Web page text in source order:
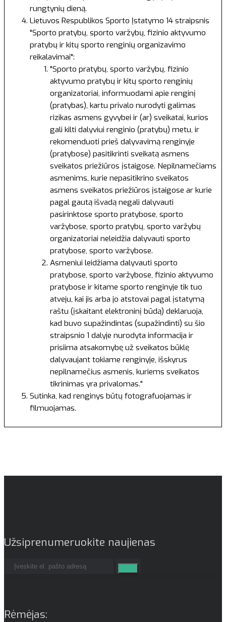
rungtynių dieną.
Lietuvos Respublikos Sporto Įstatymo 14 straipsnis
"Sporto pratybų, sporto varžybų, fizinio aktyvumo
pratybų ir kitų sporto renginių organizavimo
reikalavimai":
"Sporto pratybų, sporto varžybų, fizinio
aktyvumo pratybų ir kitų sporto renginių
organizatoriai, informuodami apie renginį
(pratybas), kartu privalo nurodyti galimas
rizikas asmens gyvybei ir (ar) sveikatai, kurios
gali kilti dalyviui renginio (pratybų) metu, ir
rekomenduoti prieš dalyvavimą renginyje
(pratybose) pasitikrinti sveikatą asmens
sveikatos priežiūros įstaigose. Nepilnamečiams
asmenims, kurie nepasitikrino sveikatos
asmens sveikatos priežiūros įstaigose ar kurie
pagal gautą išvadą negali dalyvauti
pasirinktose sporto pratybose, sporto
varžybose, sporto pratybų, sporto varžybų
organizatoriai neleidžia dalyvauti sporto
pratybose, sporto varžybose.
Asmeniui leidžiama dalyvauti sporto
pratybose, sporto varžybose, fizinio aktyvumo
pratybose ir kitame sporto renginyje tik tuo
atveju, kai jis arba jo atstovai pagal įstatymą
raštu (įskaitant elektroninį būdą) deklaruoja,
kad buvo supažindintas (supažindinti) su šio
straipsnio 1 dalyje nurodyta informacija ir
prisiima atsakomybę už sveikatos būklę
dalyvaujant tokiame renginyje, išskyrus
nepilnamečius asmenis, kuriems sveikatos
tikrinimas yra privalomas."
Sutinka, kad renginys būtų fotografuojamas ir
filmuojamas.
Užsiprenumeruokite naujienas
Rėmėjas: